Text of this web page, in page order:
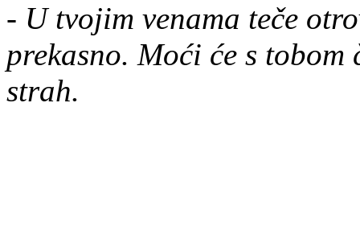
- U tvojim venama teče
prekasno. Moći će s
strah.